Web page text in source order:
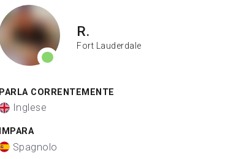
R.
Fort Lauderdale
PARLA CORRENTEMENTE
Inglese
IMPARA
Spagnolo